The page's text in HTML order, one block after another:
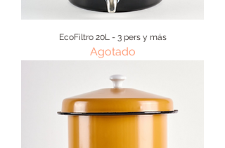
EcoFiltro 20L - 3 pers y más
Agotado